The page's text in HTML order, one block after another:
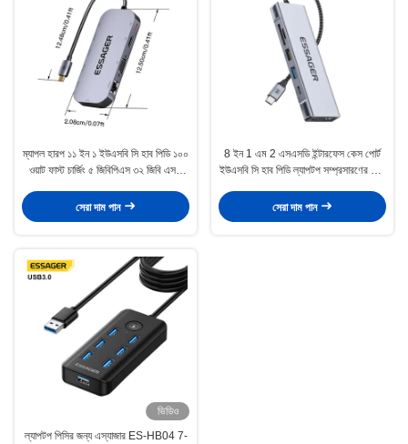
ম্যাপল হারপ ১১ ইন ১ ইউএসবি সি হাব পিডি ১০০
ওয়াট ফাস্ট চার্জিং ৫ জিবিপিএস ৩২ জিবি এসডি
সেরা দাম পান
8 ইন 1 এম 2 এসএসডি ইন্টারফেস কেস পোর্ট
ইউএসবি সি হাব পিডি ল্যাপটপ সম্প্রসারণের জন্য
সেরা দাম পান
ভিডিও
ল্যাপটপ পিসির জন্য এস্যাজার ES-HB04 7-